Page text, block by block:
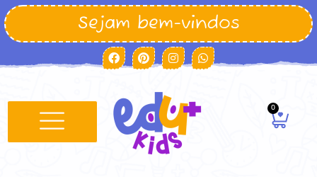
Sejam bem-vindos
0